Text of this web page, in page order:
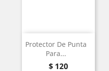
Protector De Punta
Para...
Precio
$ 120